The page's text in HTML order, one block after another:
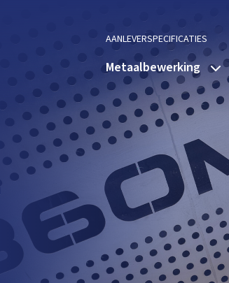
AANLEVERSPECIFICATIES
Metaalbewerking